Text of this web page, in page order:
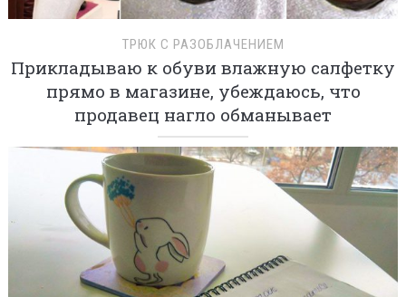
ТРЮК С РАЗОБЛАЧЕНИЕМ
Прикладываю к обуви влажную салфетку
прямо в магазине, убеждаюсь, что
продавец нагло обманывает